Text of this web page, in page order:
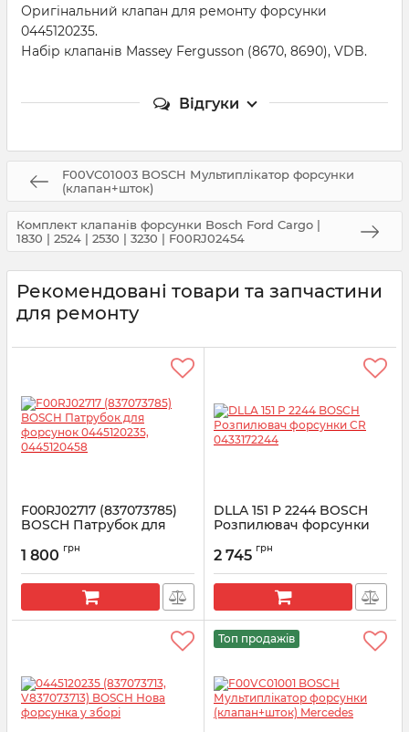
Оригінальний клапан для ремонту форсунки
0445120235.
Набір клапанів Massey Fergusson (8670, 8690), VDB.
Відгуки
F00VC01003 BOSCH Мультиплікатор форсунки
(клапан+шток)
Комплект клапанів форсунки Bosсh Ford Cargo |
1830 | 2524 | 2530 | 3230 | F00RJ02454
Рекомендовані товари та запчастини
для ремонту
F00RJ02717 (837073785)
BOSCH Патрубок для
0445120458
Артикул: F00RJ02717
1 800 грн
DLLA 151 P 2244 BOSCH
Розпилювач форсунки
Артикул:
2 745 грн
Топ продажів